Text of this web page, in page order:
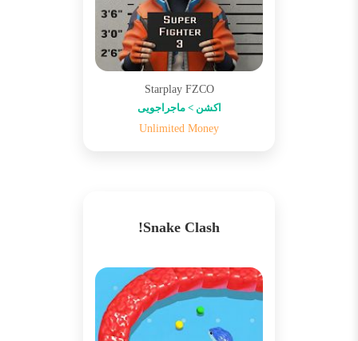
Starplay FZCO
اکشن > ماجراجویی
Unlimited Money
Snake Clash!